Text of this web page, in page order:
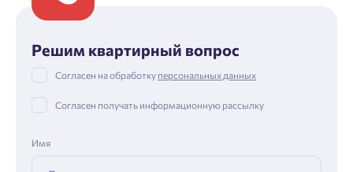
Решим квартирный вопрос
Согласен на обработку персональных данных
Согласен получать информационную рассылку
Имя